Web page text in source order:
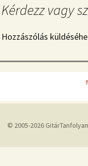
Kérdezz vagy
Hozzászólás
© 2005-2026